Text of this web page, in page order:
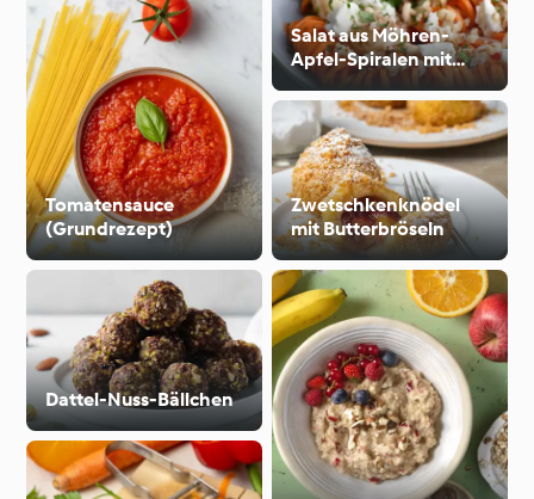
Tomatensauce
(Grundrezept)
Dattel-Nuss-Bällchen
Salat aus Möhren-
Apfel-Spiralen mit
Feta und Nüssen
Zwetschkenknödel
mit Butterbröseln